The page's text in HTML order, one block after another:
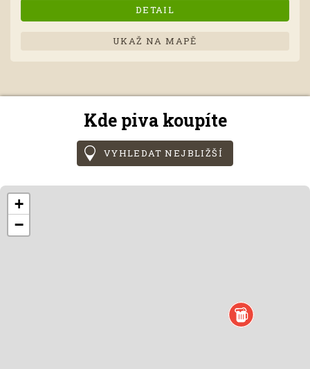
Kde piva koupíte
VYHLEDAT NEJBLIŽŠÍ
+
−
UKAŽ NA MAPĚ
DETAIL